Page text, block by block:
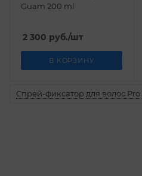
Guam 200 ml
2 300 руб./шт
В КОРЗИНУ
Спрей-фиксатор для волос